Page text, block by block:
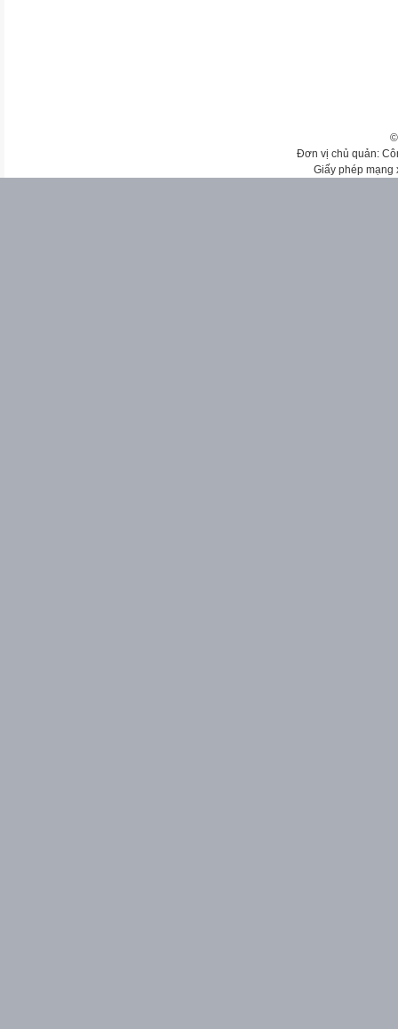
Đơn vị chủ quản:
Giấy phép mạng